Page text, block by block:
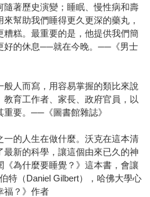
著歷史演變；睡眠、慢性病和壽
幫助我們睡得更久更深的藥丸，
糕。最重要的是，他提供我們簡
好的休息──就在今晚。──《男士
人而寫，用容易掌握的類比來說
育工作者、家長、政府官員，以
要。──《圖書館雜誌》
一的人生在做什麼。沃克在這本清
新的科學，讓這個由來已久的神
為什麼要睡覺？》這本書，會讓
特（Daniel Gilbert），哈佛大學心
福？》作者